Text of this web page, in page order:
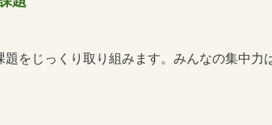
題をじっくり取り組みます。みんなの集中力